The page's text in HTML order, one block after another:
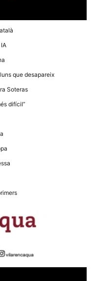
que desapareix
Soteras
difícil”
Aquestes
són
són
per al
Recopilem
anònima d'ús
la funcionalitat
i la seva
estructura.